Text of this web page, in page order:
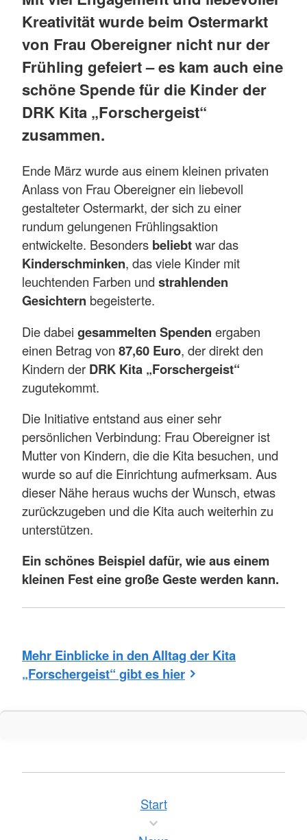
Kreativität wurde beim Ostermarkt
von Frau Obereigner nicht nur der
Frühling gefeiert – es kam auch eine
schöne Spende für die Kinder der
DRK Kita „Forschergeist“
zusammen.
Ende März wurde aus einem kleinen privaten
Anlass von Frau Obereigner ein liebevoll
gestalteter Ostermarkt, der sich zu einer
rundum gelungenen Frühlingsaktion
entwickelte. Besonders beliebtwar das
Kinderschminken, das viele Kinder mit
leuchtenden Farben und strahlenden
Gesichtern begeisterte.
Die dabei gesammelten Spenden ergaben
einen Betrag von 87,60 Euro, der direkt den
Kindern der DRK Kita „Forschergeist“
zugutekommt.
Die Initiative entstand aus einer sehr
persönlichen Verbindung: Frau Obereigner ist
Mutter von Kindern, die die Kita besuchen, und
wurde so auf die Einrichtung aufmerksam. Aus
dieser Nähe heraus wuchs der Wunsch, etwas
zurückzugeben und die Kita auch weiterhin zu
unterstützen.
Ein schönes Beispiel dafür, wie aus einem
kleinen Fest eine große Geste werden kann.
Mehr Einblicke in den Alltag der Kita
„Forschergeist“ gibt es hier
Start